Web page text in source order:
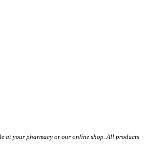
at your pharmacy or our online shop. All products